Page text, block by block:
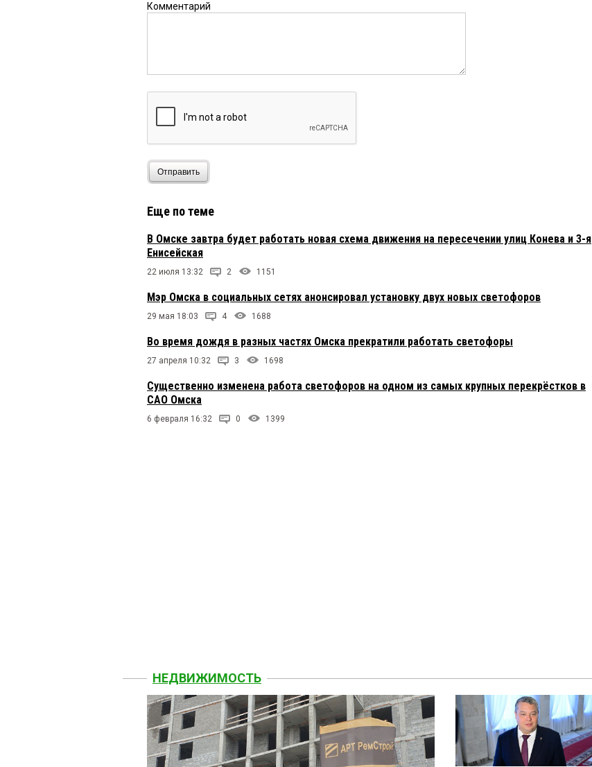
Комментарий
Отправить
Еще по теме
В Омске завтра будет работать новая схема движения на пересечении улиц Конева и 3-я
Енисейская
22 июля 13:32 2 1151
Мэр Омска в социальных сетях анонсировал установку двух новых светофоров
29 мая 18:03 4 1688
Во время дождя в разных частях Омска прекратили работать светофоры
27 апреля 10:32 3 1698
Существенно изменена работа светофоров на одном из самых крупных перекрёстков в
САО Омска
6 февраля 16:32 0 1399
НЕДВИЖИМОСТЬ